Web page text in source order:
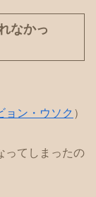
なかっ
ョン・ウソク ）
ってしまったの